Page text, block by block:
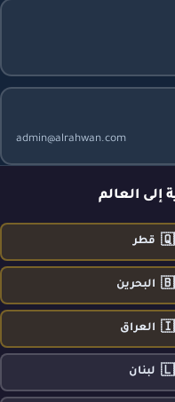
admin@alrahwan.com
العالم
قطر
البحرين
العراق
لبنان